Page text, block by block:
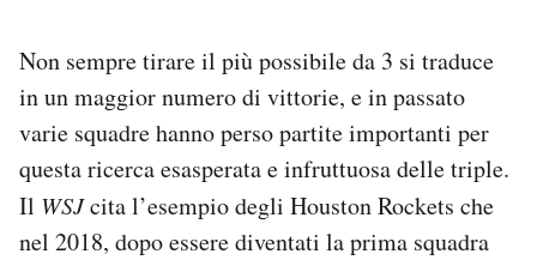
Non sempre tirare il più possibile da 3 si traduce
in un maggior numero di vittorie, e in passato
varie squadre hanno perso partite importanti per
questa ricerca esasperata e infruttuosa delle triple.
Il WSJcita l’esempio degli Houston Rockets che
nel 2018, dopo essere diventati la prima squadra